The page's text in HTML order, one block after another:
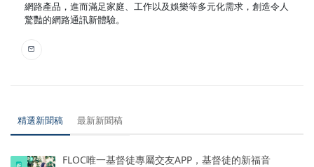
網路產品，進而滿足家庭、工作以及娛樂等多元化需求，創造令人
驚豔的網路通訊新體驗。
精選新聞稿 最新新聞稿
FLOC唯一基督徒專屬交友APP，基督徒的新福音